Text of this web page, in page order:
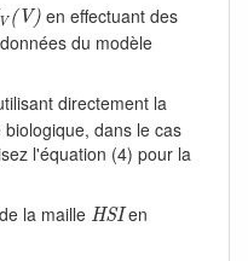
(V)
(V)en effectuant des
du modèle
directement la
dans le cas
l'équation (4) pour la
la maille HSI
HSIen